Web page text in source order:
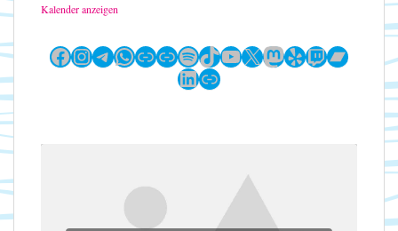
Kalender anzeigen
Facebook
Instagram
Telegram
WhatsApp
LinkLinkSpotify
TikTok
YouTube
X Mastodon
YelpTwitch
LinkedIn
Link